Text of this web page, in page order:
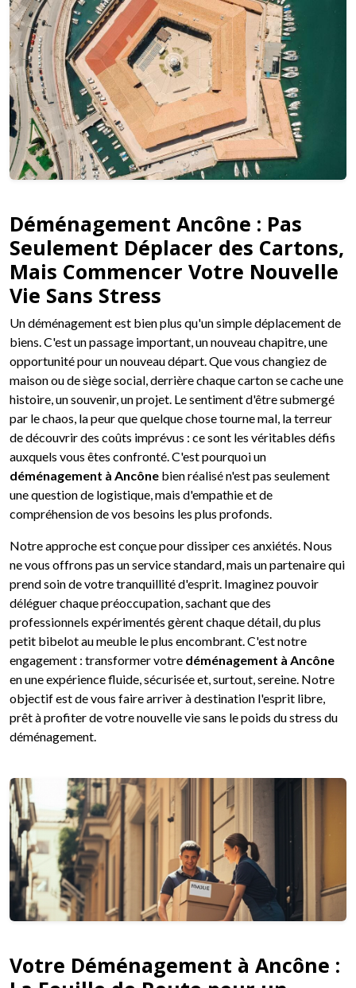
Déménagement Ancône : Pas
Seulement Déplacer des Cartons,
Mais Commencer Votre Nouvelle
Vie Sans Stress
Un déménagement est bien plus qu'un simple déplacement de
biens. C'est un passage important, un nouveau chapitre, une
opportunité pour un nouveau départ. Que vous changiez de
maison ou de siège social, derrière chaque carton se cache une
histoire, un souvenir, un projet. Le sentiment d'être submergé
par le chaos, la peur que quelque chose tourne mal, la terreur
de découvrir des coûts imprévus : ce sont les véritables défis
auxquels vous êtes confronté. C'est pourquoi un
déménagement à Ancône bien réalisé n'est pas seulement
une question de logistique, mais d'empathie et de
compréhension de vos besoins les plus profonds.
Notre approche est conçue pour dissiper ces anxiétés. Nous
ne vous offrons pas un service standard, mais un partenaire qui
prend soin de votre tranquillité d'esprit. Imaginez pouvoir
déléguer chaque préoccupation, sachant que des
professionnels expérimentés gèrent chaque détail, du plus
petit bibelot au meuble le plus encombrant. C'est notre
engagement : transformer votre déménagement à Ancône
en une expérience fluide, sécurisée et, surtout, sereine. Notre
objectif est de vous faire arriver à destination l'esprit libre,
prêt à profiter de votre nouvelle vie sans le poids du stress du
déménagement.
Votre Déménagement à Ancône :